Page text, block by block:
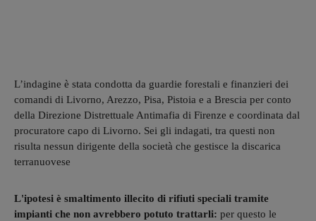
L’indagine è stata condotta da guardie forestali e finanzieri dei
comandi di Livorno, Arezzo, Pisa, Pistoia e a Brescia per conto
della Direzione Distrettuale Antimafia di Firenze e coordinata dal
procuratore capo di Livorno. Sei gli indagati, tra questi non
risulta nessun dirigente della società che gestisce la discarica
terranuovese
L'ipotesi è smaltimento illecito di rifiuti speciali tramite
impianti che non avrebbero potuto trattarli: per questo le